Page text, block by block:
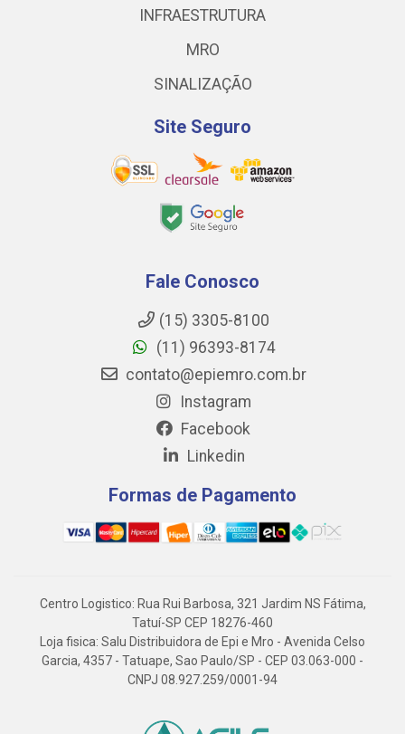
INFRAESTRUTURA
MRO
SINALIZAÇÃO
Site Seguro
Fale Conosco
(15) 3305-8100
(11) 96393-8174
contato@epiemro.com.br
Instagram
Facebook
Linkedin
Formas de Pagamento
Centro Logistico: Rua Rui Barbosa, 321 Jardim NS Fátima,
Tatuí-SP CEP 18276-460
Loja fisica: Salu Distribuidora de Epi e Mro - Avenida Celso
Garcia, 4357 - Tatuape, Sao Paulo/SP - CEP 03.063-000 -
CNPJ 08.927.259/0001-94